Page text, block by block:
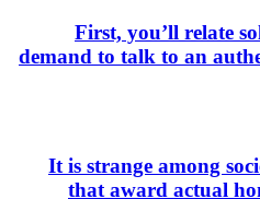
First, you’ll relate
demand to talk to an
It is strange among
that award actual